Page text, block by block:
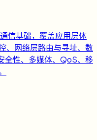
信基础，覆盖应用层体
、网络层路由与寻址、数
全性、多媒体、QoS、移